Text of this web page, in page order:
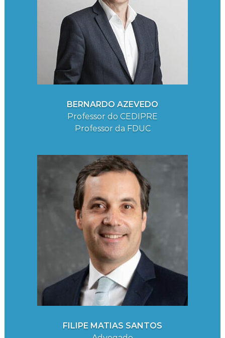
BERNARDO AZEVEDO
Professor do CEDIPRE
Professor da FDUC
FILIPE MATIAS SANTOS